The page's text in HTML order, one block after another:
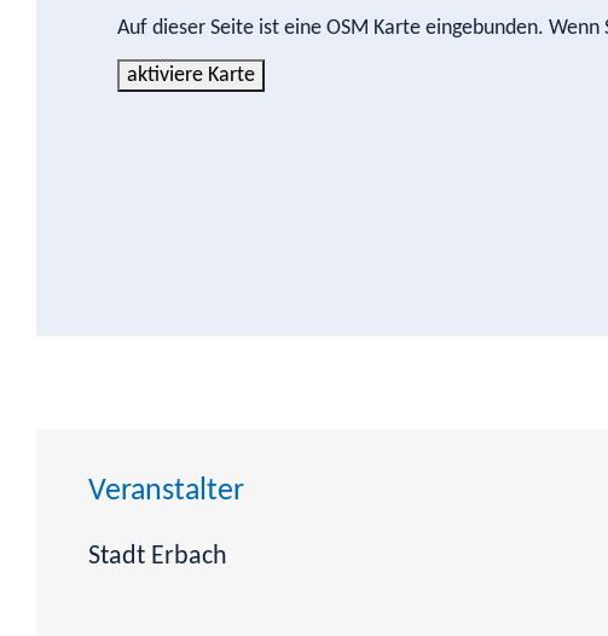
Auf dieser Seite ist eine OSM Karte eingebunden.
aktiviere Karte
Veranstalter
Stadt Erbach